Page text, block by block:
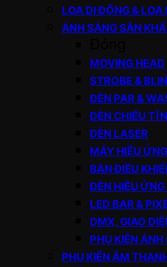
LOA DI ĐỘNG & LOA
ÁNH SÁNG SÂN
MOVING HEAD
STROBE &
ĐÈN PAR &
ĐÈN CHIẾU
ĐÈN LASER
MÁY HIỆU
BÀN ĐIỀU
ĐÈN HIỆU
LED BAR &
DMX, GIAO
PHỤ KIỆN ÁNH
PHỤ KIỆN ÂM